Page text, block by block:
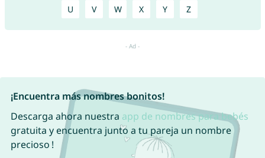
U V W X Y Z
¡Encuentra más nombres bonitos!
Descarga ahora nuestra app de nombres para bebés
gratuita y encuentra junto a tu pareja un nombre
precioso !